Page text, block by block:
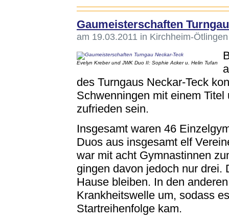
Gaumeisterschaften
am 19.03.2011 in Kirchheim-Ötlingen
Evelyn Kreber und JWK Duo II: Sophie Acker u. Helin Tufan
des Turngaus Neckar-Teck
Schwenningen mit einem
zufrieden sein.
Insgesamt waren 46
Duos aus insgesamt elf
war mit acht Gymnastinnen
gingen davon jedoch nur drei.
Hause bleiben. In den
Krankheitswelle um, sodass
Startreihenfolge kam.